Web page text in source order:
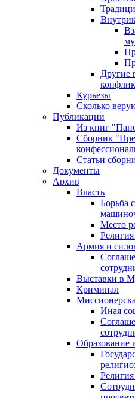
Другие
Курьезы
Сколько
Публикации
Из книг
Сборник
Статьи
Документы
Архив
Власть
Борьба
Место
Армия и
Выставки в
Криминал
Иная
Образование